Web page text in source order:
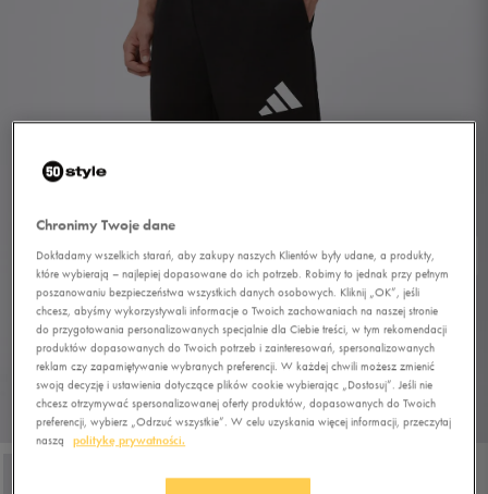
1/4
Chronimy Twoje dane
Dokładamy wszelkich starań, aby zakupy naszych Klientów były udane, a produkty,
które wybierają – najlepiej dopasowane do ich potrzeb. Robimy to jednak przy pełnym
poszanowaniu bezpieczeństwa wszystkich danych osobowych. Kliknij „OK”, jeśli
chcesz, abyśmy wykorzystywali informacje o Twoich zachowaniach na naszej stronie
do przygotowania personalizowanych specjalnie dla Ciebie treści, w tym rekomendacji
produktów dopasowanych do Twoich potrzeb i zainteresowań, spersonalizowanych
reklam czy zapamiętywanie wybranych preferencji. W każdej chwili możesz zmienić
swoją decyzję i ustawienia dotyczące plików cookie wybierając „Dostosuj”. Jeśli nie
chcesz otrzymywać spersonalizowanej oferty produktów, dopasowanych do Twoich
preferencji, wybierz „Odrzuć wszystkie”. W celu uzyskania więcej informacji, przeczytaj
naszą
politykę prywatności.